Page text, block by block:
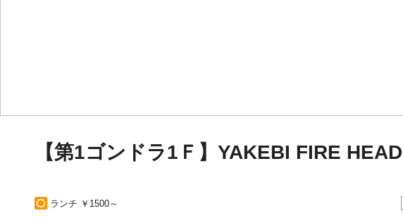
【第1ゴンドラ1Ｆ】YAKEBI FIRE
ランチ ￥1500～